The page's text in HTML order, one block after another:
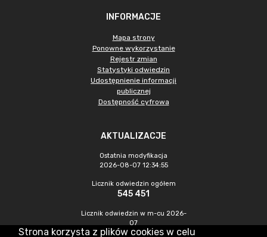
INFORMACJE
Mapa strony
Ponowne wykorzystanie
Rejestr zmian
Statystyki odwiedzin
Udostępnienie informacji
publicznej
Dostępność cyfrowa
AKTUALIZACJE
Ostatnia modyfikacja
2026-08-07 12:34:55
Licznik odwiedzin ogółem
545 451
Licznik odwiedzin w m-cu 2026-
07
1 467
Strona korzysta z plików cookies w celu